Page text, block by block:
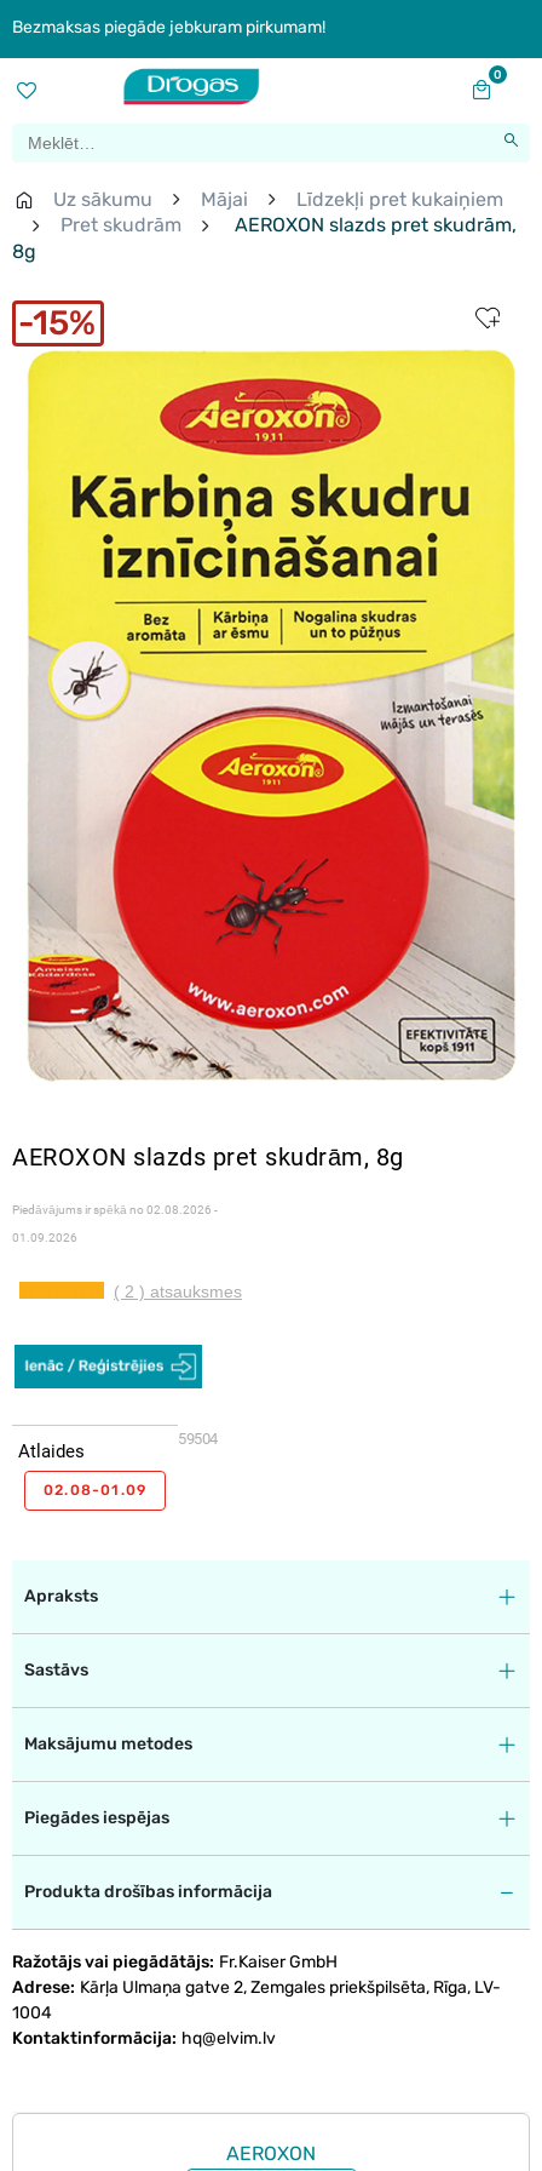
Bezmaksas piegāde jebkuram pirkumam!
0
Uz sākumu Mājai
Līdzekļi pret kukaiņiem
Pret skudrām
AEROXON slazds pret skudrām,
8g
15%
AEROXON slazds pret skudrām, 8g
Piedāvājums ir spēkā no 02.08.2026 -
01.09.2026
( 2 ) atsauksmes
59504
Atlaides
02.08-01.09
Apraksts
Sastāvs
Maksājumu metodes
Piegādes iespējas
Produkta drošības informācija
Ražotājs vai piegādātājs Fr.Kaiser GmbH
Adrese Kārļa Ulmaņa gatve 2, Zemgales priekšpilsēta, Rīga, LV-
1004
Kontaktinformācija hq@elvim.lv
AEROXON